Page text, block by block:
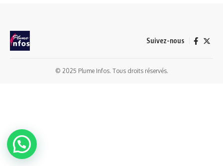
Suivez-nous
© 2025 Plume Infos. Tous droits réservés.